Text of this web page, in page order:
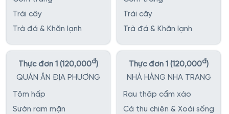
Trái cây
Trà đá & Khăn lạnh
Trái cây
Trà đá & Khăn lạnh
Thực đơn 1 (120,000đ)
QUÁN ĂN ĐỊA PHƯƠNG
Tôm hấp
Sườn ram mặn
Thực đơn 1 (120,000đ)
NHÀ HÀNG NHA TRANG
Rau thập cẩm xào
Cá thu chiên & Xoài sống